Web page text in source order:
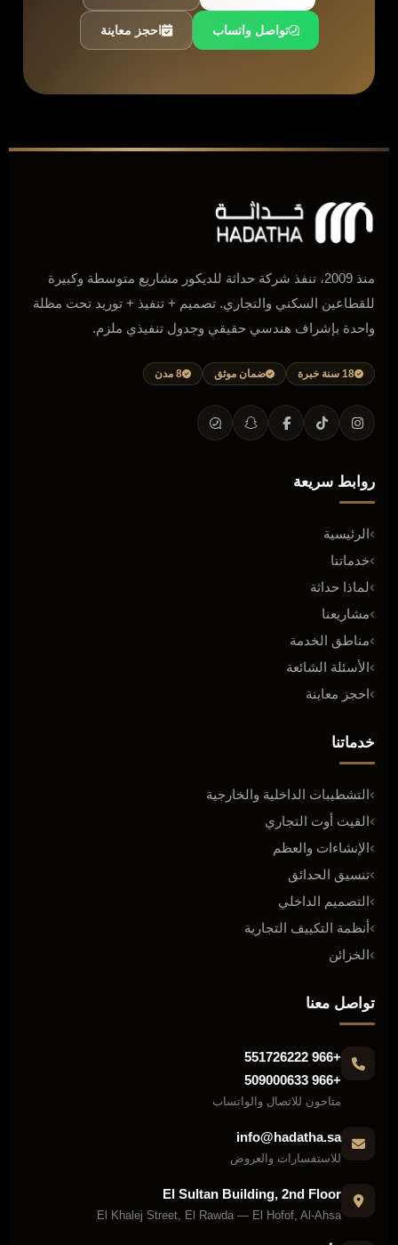
تواصل واتساب احجز معاينة
منذ 2009، تنفذ شركة حداثة للديكور مشاريع متوسطة وكبيرة
للقطاعين السكني والتجاري. تصميم + تنفيذ + توريد تحت مظلة
واحدة بإشراف هندسي حقيقي وجدول تنفيذي ملزم.
18 سنة خبرة ضمان موثق 8 مدن
روابط سريعة
الرئيسية
خدماتنا
لماذا حداثة
مشاريعنا
مناطق الخدمة
الأسئلة الشائعة
احجز معاينة
خدماتنا
التشطيبات الداخلية والخارجية
الفيت أوت التجاري
الإنشاءات والعظم
تنسيق الحدائق
التصميم الداخلي
أنظمة التكييف التجارية
الخزائن
تواصل معنا
+966 551726222
+966 509000633
متاحون للاتصال والواتساب
info@hadatha.sa
للاستفسارات والعروض
El Sultan Building, 2nd Floor
El Khalej Street, El Rawda — El Hofof, Al-Ahsa